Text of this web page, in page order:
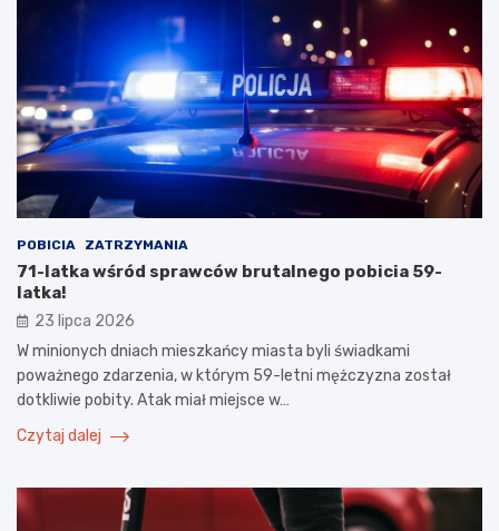
POBICIA ZATRZYMANIA
71-latka wśród sprawców brutalnego pobicia 59-
latka!
23 lipca 2026
W minionych dniach mieszkańcy miasta byli świadkami
poważnego zdarzenia, w którym 59-letni mężczyzna został
dotkliwie pobity. Atak miał miejsce w…
Czytaj dalej